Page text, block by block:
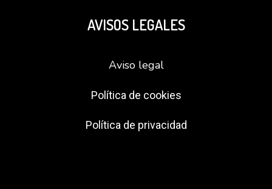
AVISOS LEGALES
Aviso legal
Política de cookies
Política de privacidad